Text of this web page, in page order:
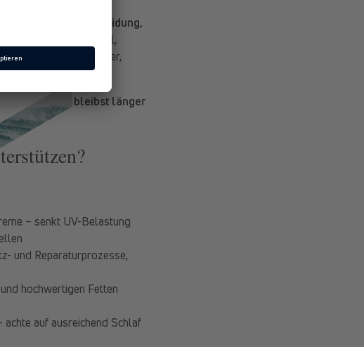
wie gut Vermeidung,
Zusammenspiel stabil,
erholen sich besser,
Du bleibst länger
– senkt UV-Belastung
und Reparaturprozesse,
hochwertigen Fetten
auf ausreichend Schlaf